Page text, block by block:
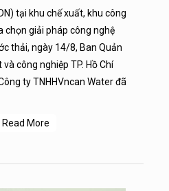
tại khu chế xuất, khu công
chọn giải pháp công nghệ
thải, ngày 14/8, Ban Quản
và công nghiệp TP. Hồ Chí
ty TNHHVncan Water đã
Read More